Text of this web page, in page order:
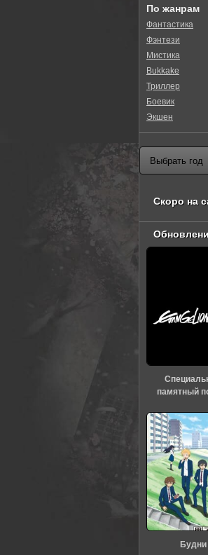
По жанрам
Фантастика
Фэнтези
Мистика
Bukkake
Триллер
Боевик
Экшен
Скоро на
памятный
Будни